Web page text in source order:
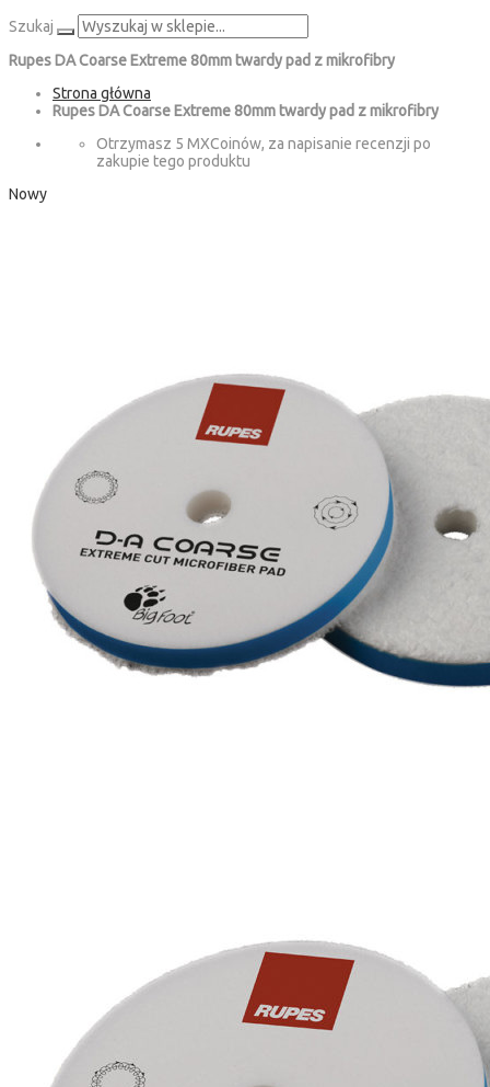
Szukaj
Rupes DA Coarse Extreme 80mm twardy pad z mikrofibry
Strona główna
Rupes DA Coarse Extreme 80mm twardy pad z mikrofibry
Otrzymasz 5 MXCoinów, za napisanie recenzji po
zakupie tego produktu
Nowy